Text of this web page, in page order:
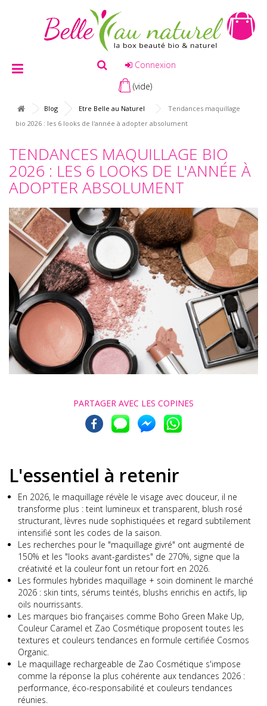
Connexion
(vide)
Blog Etre Belle au Naturel
Tendances maquillage
bio 2026 : les 6 looks de l'année à adopter absolument
TENDANCES MAQUILLAGE BIO
2026 : LES 6 LOOKS DE L'ANNÉE À
ADOPTER ABSOLUMENT
PARTAGER AVEC LES COPINES
L'essentiel à retenir
En 2026, le maquillage révèle le visage avec douceur, il ne
transforme plus : teint lumineux et transparent, blush rosé
structurant, lèvres nude sophistiquées et regard subtilement
intensifié sont les codes de la saison.
Les recherches pour le "maquillage givré" ont augmenté de
150% et les "looks avant-gardistes" de 270%, signe que la
créativité et la couleur font un retour fort en 2026.
Les formules hybrides maquillage + soin dominent le marché
2026 : skin tints, sérums teintés, blushs enrichis en actifs, lip
oils nourrissants.
Les marques bio françaises comme Boho Green Make Up,
Couleur Caramel et Zao Cosmétique proposent toutes les
textures et couleurs tendances en formule certifiée Cosmos
Organic.
Le maquillage rechargeable de Zao Cosmétique s'impose
comme la réponse la plus cohérente aux tendances 2026 :
performance, éco-responsabilité et couleurs tendances
réunies.